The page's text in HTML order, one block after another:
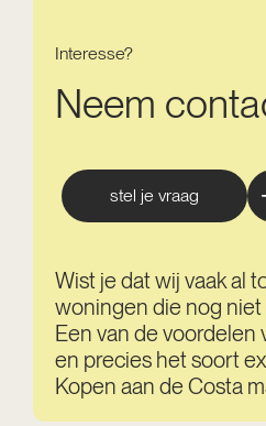
Interesse?
Neem
stel je vraag
Wist je dat wij vaak al
woningen die nog niet
Een van de voordelen
en precies het soort
Kopen aan de Costa